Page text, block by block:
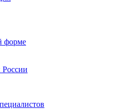
форме
России